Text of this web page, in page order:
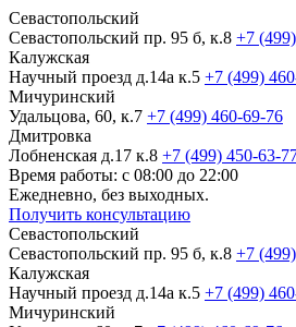
Севастопольский
Севастопольский пр. 95 б, к.8 +7
Калужская
Научный проезд д.14а к.5 +7 (499)
Мичуринский
Удальцова, 60, к.7 +7 (499) 460-69-76
Дмитровка
Лобненская д.17 к.8 +7 (499) 450-63-
Время работы: с 08:00 до 22:00
Ежедневно, без выходных.
Получить консультацию
Севастопольский
Севастопольский пр. 95 б, к.8 +7
Калужская
Научный проезд д.14а к.5 +7 (499)
Мичуринский